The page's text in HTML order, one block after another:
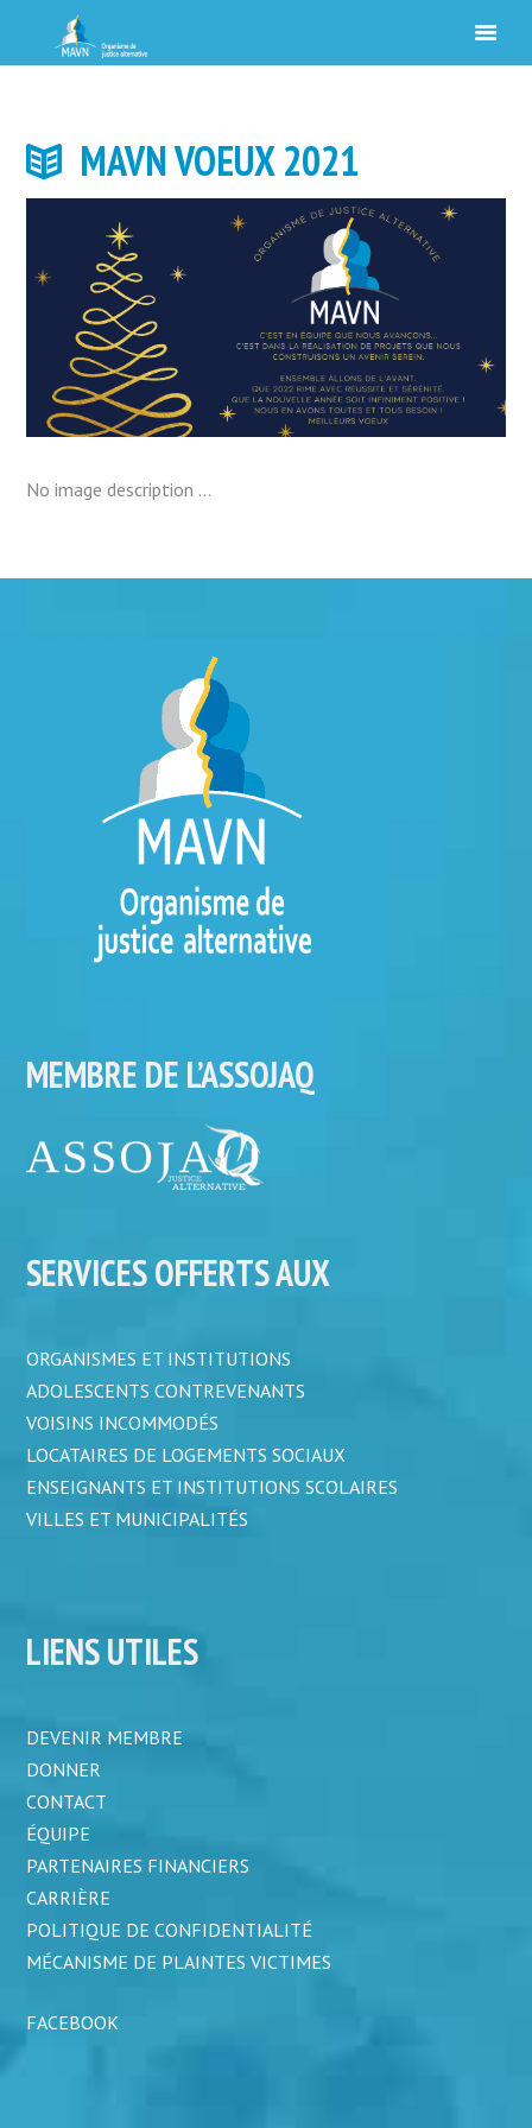
MAVN VOEUX 2021
No image description ...
MEMBRE DE L’ASSOJAQ
SERVICES OFFERTS AUX
ORGANISMES ET INSTITUTIONS
ADOLESCENTS CONTREVENANTS
VOISINS INCOMMODÉS
LOCATAIRES DE LOGEMENTS SOCIAUX
ENSEIGNANTS ET INSTITUTIONS SCOLAIRES
VILLES ET MUNICIPALITÉS
LIENS UTILES
DEVENIR MEMBRE
DONNER
CONTACT
ÉQUIPE
PARTENAIRES FINANCIERS
CARRIÈRE
POLITIQUE DE CONFIDENTIALITÉ
MÉCANISME DE PLAINTES VICTIMES
FACEBOOK